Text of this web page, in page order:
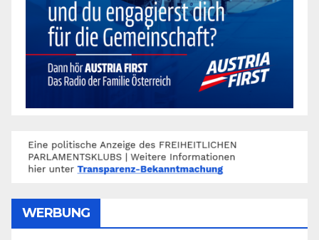
WERBUNG